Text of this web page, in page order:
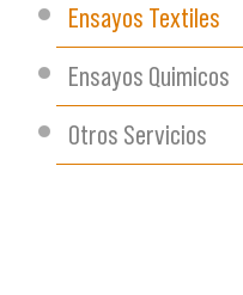
Ensayos Textiles
Ensayos Quimicos
Otros Servicios